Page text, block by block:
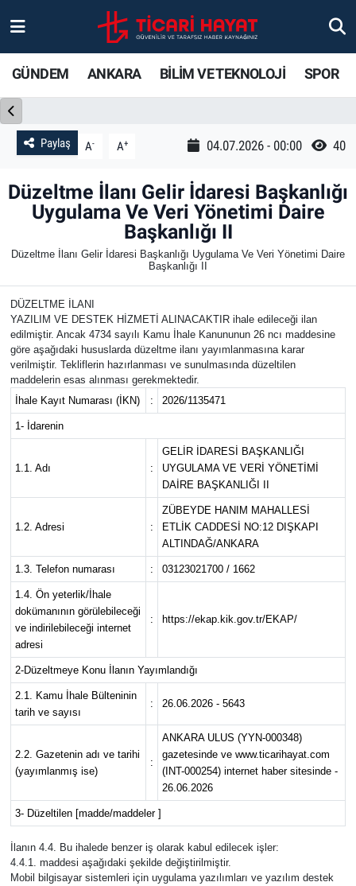
GÜNDEM ANKARA BİLİM VE TEKNOLOJİ SPOR
Paylaş A- A+ 04.07.2026 - 00:00 40
Düzeltme İlanı Gelir İdaresi Başkanlığı
Uygulama Ve Veri Yönetimi Daire
Başkanlığı II
Düzeltme İlanı Gelir İdaresi Başkanlığı Uygulama Ve Veri Yönetimi Daire
Başkanlığı II
DÜZELTME İLANI
YAZILIM VE DESTEK HİZMETİ ALINACAKTIR ihale edileceği ilan
edilmiştir. Ancak 4734 sayılı Kamu İhale Kanununun 26 ncı maddesine
göre aşağıdaki hususlarda düzeltme ilanı yayımlanmasına karar
verilmiştir. Tekliflerin hazırlanması ve sunulmasında düzeltilen
maddelerin esas alınması gerekmektedir.
İhale Kayıt Numarası (İKN)
: 2026/1135471
1- İdarenin
1.1. Adı :
GELİR İDARESİ BAŞKANLIĞI
UYGULAMA VE VERİ YÖNETİMİ
DAİRE BAŞKANLIĞI II
1.2. Adresi :
ZÜBEYDE HANIM MAHALLESİ
ETLİK CADDESİ NO:12 DIŞKAPI
ALTINDAĞ/ANKARA
1.3. Telefon numarası : 03123021700 / 1662
1.4. Ön yeterlik/İhale
dokümanının görülebileceği
ve indirilebileceği internet
adresi
: https://ekap.kik.gov.tr/EKAP/
2-Düzeltmeye Konu İlanın Yayımlandığı
2.1. Kamu İhale Bülteninin
tarih ve sayısı
: 26.06.2026 - 5643
2.2. Gazetenin adı ve tarihi
(yayımlanmış ise)
:
ANKARA ULUS (YYN-000348)
gazetesinde ve www.ticarihayat.com
(INT-000254) internet haber sitesinde -
26.06.2026
3- Düzeltilen [madde/maddeler ]
İlanın 4.4. Bu ihalede benzer iş olarak kabul edilecek işler:
4.4.1. maddesi aşağıdaki şekilde değiştirilmiştir.
Mobil bilgisayar sistemleri için uygulama yazılımları ve yazılım destek
Ankara
Bilim ve Teknoloji
Spor
Ticari Hayat
Resmi İlanlar
Ankara Hava Durumu
Ankara Trafik Yoğunluk Haritası
Süper Lig Puan Durumu ve Fikstür
Tüm Manşetler
Son Dakika Haberleri
Haber Arşivi